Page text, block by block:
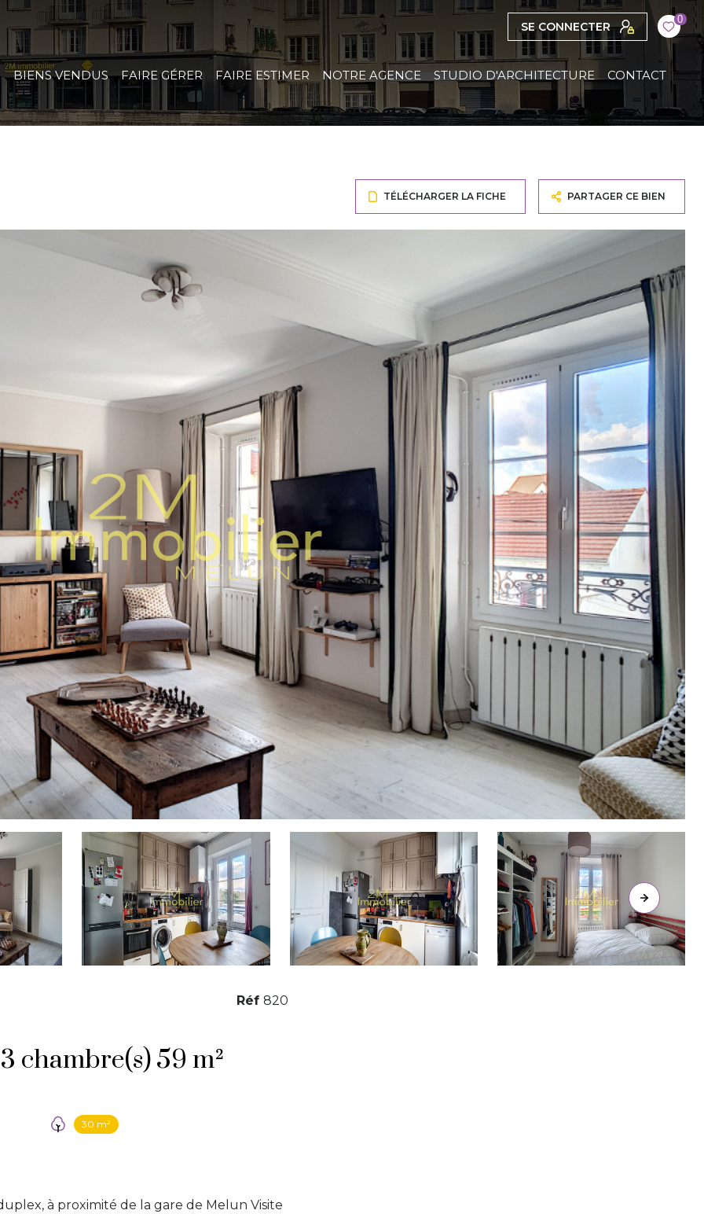
SE CONNECTER
0
BIENS VENDUS FAIRE GÉRER FAIRE ESTIMER NOTRE AGENCE STUDIO D'ARCHITECTURE CONTACT
TÉLÉCHARGER LA FICHE PARTAGER CE BIEN
Appartement 4 pièce(s) 3 chambre(s) 59 m²
30 m²
Réf 820
à proximité de la gare de Melun Visite